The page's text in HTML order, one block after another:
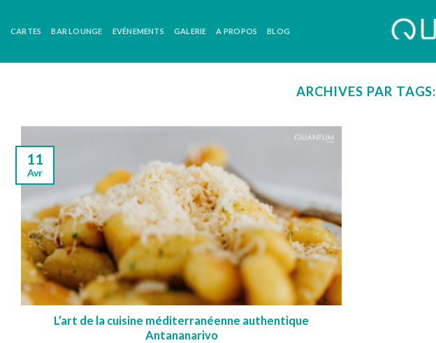
CARTES BAR LOUNGE EVÉNEMENTS GALERIE A PROPOS BLOG
ARCHIVES PAR TAGS:
L’art de la cuisine méditerranéenne authentique
Antananarivo
11
Avr